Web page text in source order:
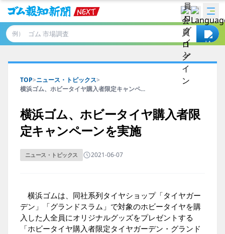
例）
TOP>ニュース・トピックス>
横浜ゴム、ホビータイヤ購入者限定キャンペ...
横浜ゴム、ホビータイヤ購入者限
定キャンペーンを実施
ニュース・トピックス 2021-06-07
横浜ゴムは、同社系列タイヤショップ「タイヤガー
デン」「グランドスラム」で対象のホビータイヤを購
入した人全員にオリジナルグッズをプレゼントする
「ホビータイヤ購入者限定タイヤガーデン・グランド